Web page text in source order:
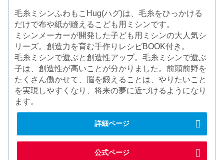
毛糸ミシンふわもこHug(ハグ)は、毛糸をひっかける
だけで布や紙が縫えるこども用ミシンです。
ミシンメーカーが開発した子ども用ミシンの大人気シ
リーズ。創造力を育む手作りレシピBOOK付き。
毛糸ミシンで遊ぶと創造性アップ。毛糸ミシンで遊ぶ
子は、創造性が高いことが分かりました。前頭前野を
たくさん働かせて、脳を鍛えることは、やりたいこと
を実現しやすくなり、将来の夢に近づけるようになり
ます。
詳細ページ
公式ページ